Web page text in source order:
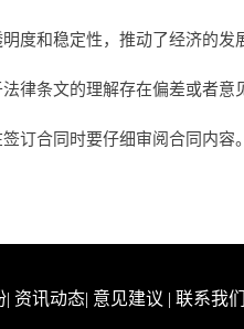
度和稳定性，推动了经济的发
律条文的理解存在偏差或者意
订合同时要仔细审阅合同内容。
| 资讯动态| 意见建议 | 联系我们